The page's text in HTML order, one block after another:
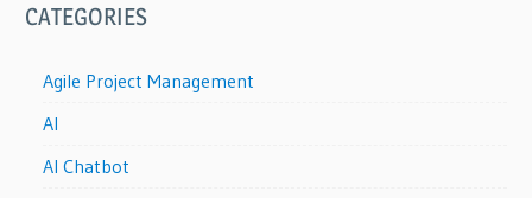
CATEGORIES
Agile Project Management
AI
AI Chatbot